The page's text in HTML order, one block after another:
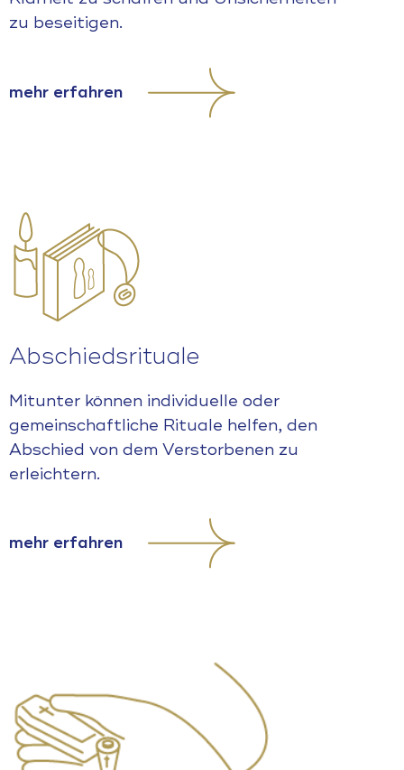
zu beseitigen.
mehr erfahren
Abschiedsrituale
Mitunter können individuelle oder
gemeinschaftliche Rituale helfen, den
Abschied von dem Verstorbenen zu
erleichtern.
mehr erfahren